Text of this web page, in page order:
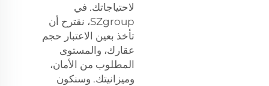
لاحتياجاتك. في
SZgroup، نقترح أن
تأخذ بعين الاعتبار حجم
عقارك، والمستوى
المطلوب من الأمان،
وميزانيتك. وسنكون